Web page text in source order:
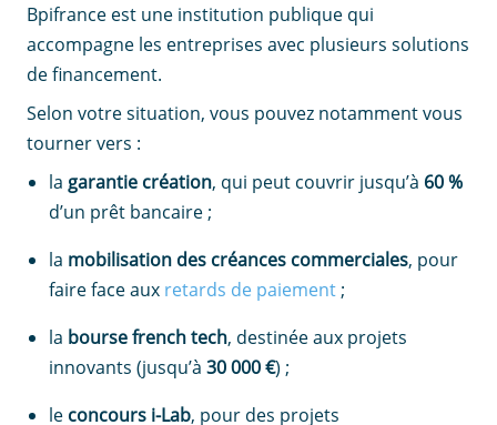
Bpifrance est une institution publique qui
accompagne les entreprises avec plusieurs solutions
de financement.
Selon votre situation, vous pouvez notamment vous
tourner vers :
la garantie création, qui peut couvrir jusqu’à 60 %
d’un prêt bancaire ;
la mobilisation des créances commerciales, pour
faire face aux retards de paiement ;
la bourse french tech, destinée aux projets
innovants (jusqu’à 30 000 €) ;
le concours i-Lab, pour des projets